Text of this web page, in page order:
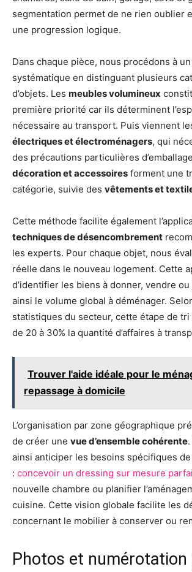
segmentation permet de ne rien oublier
une progression logique.
Dans chaque pièce, nous procédons à
systématique en distinguant plusieurs
d’objets. Les meubles volumineux
première priorité car ils déterminent
nécessaire au transport. Puis viennent
électriques et électroménagers, qui
des précautions particulières
décoration et accessoires forment une
catégorie, suivie des vêtements et
Cette méthode facilite également
techniques de désencombrement
les experts. Pour chaque objet, nous
réelle dans le nouveau logement. Cette
d’identifier les biens à donner, vendre
ainsi le volume global à déménager.
statistiques du secteur, cette étape de
de 20 à 30% la quantité d’affaires à
Trouver l'aide idéale pour le
repassage à domicile
L’organisation par zone géographique
de créer une vue d’ensemble cohérente
ainsi anticiper les besoins spécifiques
: concevoir un dressing sur mesure
nouvelle chambre ou planifier
cuisine. Cette vision globale facilite les
concernant le mobilier à conserver ou
Photos et numérotation